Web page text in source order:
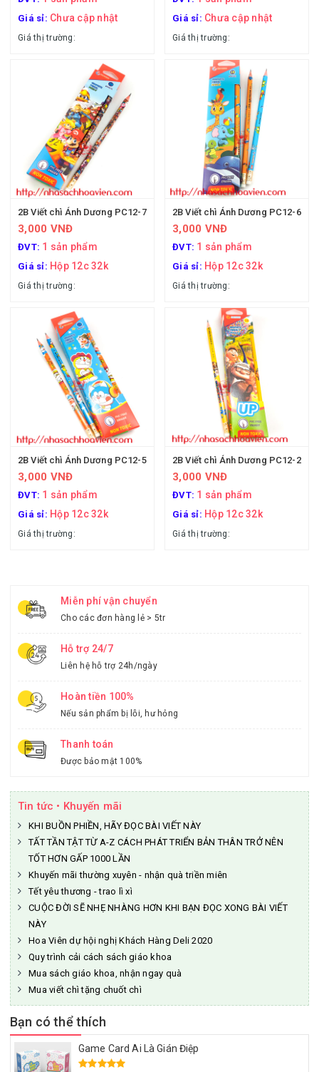
Giá sỉ: Chưa cập nhật
Giá thị trường:
Giá sỉ: Chưa cập nhật
Giá thị trường:
2B Viết chì Ánh Dương PC12-7
3,000 VNĐ
ĐVT: 1 sản phẩm
Giá sỉ: Hộp 12c 32k
Giá thị trường:
2B Viết chì Ánh Dương PC12-6
3,000 VNĐ
ĐVT: 1 sản phẩm
Giá sỉ: Hộp 12c 32k
Giá thị trường:
2B Viết chì Ánh Dương PC12-5
3,000 VNĐ
ĐVT: 1 sản phẩm
Giá sỉ: Hộp 12c 32k
Giá thị trường:
2B Viết chì Ánh Dương PC12-2
3,000 VNĐ
ĐVT: 1 sản phẩm
Giá sỉ: Hộp 12c 32k
Giá thị trường:
Miễn phí vận chuyển
Cho các đơn hàng lẻ > 5tr
Hỗ trợ 24/7
Liên hệ hỗ trợ 24h/ngày
Hoàn tiền 100%
Nếu sản phẩm bị lỗi, hư hỏng
Thanh toán
Được bảo mật 100%
Tin tức • Khuyến mãi
KHI BUỒN PHIỀN, HÃY ĐỌC BÀI VIẾT NÀY
TẤT TẦN TẬT TỪ A-Z CÁCH PHÁT TRIỂN BẢN THÂN TRỞ NÊN
TỐT HƠN GẤP 1000 LẦN
Khuyến mãi thường xuyên - nhận quà triền miên
Tết yêu thương - trao lì xì
CUỘC ĐỜI SẼ NHẸ NHÀNG HƠN KHI BẠN ĐỌC XONG BÀI VIẾT
NÀY
Hoa Viên dự hội nghị Khách Hàng Deli 2020
Quy trình cải cách sách giáo khoa
Mua sách giáo khoa, nhận ngay quà
Mua viết chì tặng chuốt chì
Bạn có thể thích
Game Card Ai Là Gián Điệp